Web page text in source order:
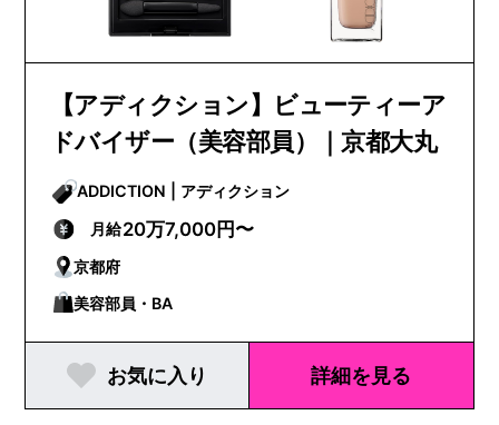
【アディクション】ビューティーア
ドバイザー（美容部員）｜京都大丸
ADDICTION | アディクション
月給20万7,000円〜
京都府
美容部員・BA
お気に入り 詳細を見る